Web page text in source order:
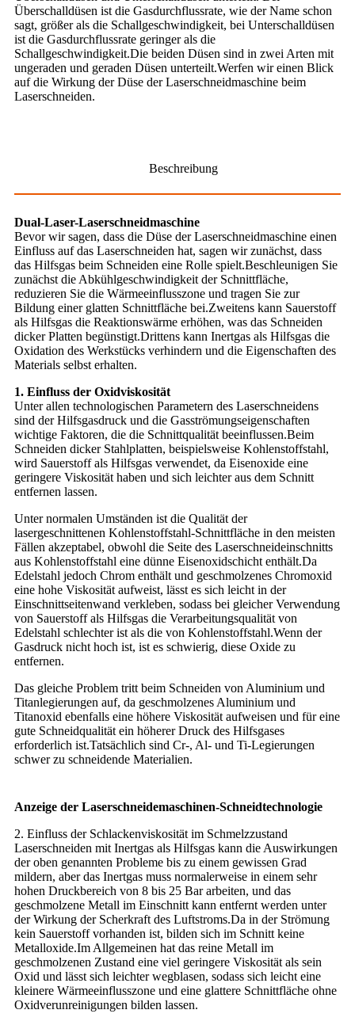
Überschalldüsen ist die Gasdurchflussrate, wie der Name schon
sagt, größer als die Schallgeschwindigkeit, bei Unterschalldüsen
ist die Gasdurchflussrate geringer als die
Schallgeschwindigkeit.Die beiden Düsen sind in zwei Arten mit
ungeraden und geraden Düsen unterteilt.Werfen wir einen Blick
auf die Wirkung der Düse der Laserschneidmaschine beim
Laserschneiden.
Beschreibung
Dual-Laser-Laserschneidmaschine
Bevor wir sagen, dass die Düse der Laserschneidmaschine einen
Einfluss auf das Laserschneiden hat, sagen wir zunächst, dass
das Hilfsgas beim Schneiden eine Rolle spielt.Beschleunigen Sie
zunächst die Abkühlgeschwindigkeit der Schnittfläche,
reduzieren Sie die Wärmeeinflusszone und tragen Sie zur
Bildung einer glatten Schnittfläche bei.Zweitens kann Sauerstoff
als Hilfsgas die Reaktionswärme erhöhen, was das Schneiden
dicker Platten begünstigt.Drittens kann Inertgas als Hilfsgas die
Oxidation des Werkstücks verhindern und die Eigenschaften des
Materials selbst erhalten.
1. Einfluss der Oxidviskosität
Unter allen technologischen Parametern des Laserschneidens
sind der Hilfsgasdruck und die Gasströmungseigenschaften
wichtige Faktoren, die die Schnittqualität beeinflussen.Beim
Schneiden dicker Stahlplatten, beispielsweise Kohlenstoffstahl,
wird Sauerstoff als Hilfsgas verwendet, da Eisenoxide eine
geringere Viskosität haben und sich leichter aus dem Schnitt
entfernen lassen.
Unter normalen Umständen ist die Qualität der
lasergeschnittenen Kohlenstoffstahl-Schnittfläche in den meisten
Fällen akzeptabel, obwohl die Seite des Laserschneideinschnitts
aus Kohlenstoffstahl eine dünne Eisenoxidschicht enthält.Da
Edelstahl jedoch Chrom enthält und geschmolzenes Chromoxid
eine hohe Viskosität aufweist, lässt es sich leicht in der
Einschnittseitenwand verkleben, sodass bei gleicher Verwendung
von Sauerstoff als Hilfsgas die Verarbeitungsqualität von
Edelstahl schlechter ist als die von Kohlenstoffstahl.Wenn der
Gasdruck nicht hoch ist, ist es schwierig, diese Oxide zu
entfernen.
Das gleiche Problem tritt beim Schneiden von Aluminium und
Titanlegierungen auf, da geschmolzenes Aluminium und
Titanoxid ebenfalls eine höhere Viskosität aufweisen und für eine
gute Schneidqualität ein höherer Druck des Hilfsgases
erforderlich ist.Tatsächlich sind Cr-, Al- und Ti-Legierungen
schwer zu schneidende Materialien.
Anzeige der Laserschneidemaschinen-Schneidtechnologie
2. Einfluss der Schlackenviskosität im Schmelzzustand
Laserschneiden mit Inertgas als Hilfsgas kann die Auswirkungen
der oben genannten Probleme bis zu einem gewissen Grad
mildern, aber das Inertgas muss normalerweise in einem sehr
hohen Druckbereich von 8 bis 25 Bar arbeiten, und das
geschmolzene Metall im Einschnitt kann entfernt werden unter
der Wirkung der Scherkraft des Luftstroms.Da in der Strömung
kein Sauerstoff vorhanden ist, bilden sich im Schnitt keine
Metalloxide.Im Allgemeinen hat das reine Metall im
geschmolzenen Zustand eine viel geringere Viskosität als sein
Oxid und lässt sich leichter wegblasen, sodass sich leicht eine
kleinere Wärmeeinflusszone und eine glattere Schnittfläche ohne
Oxidverunreinigungen bilden lassen.